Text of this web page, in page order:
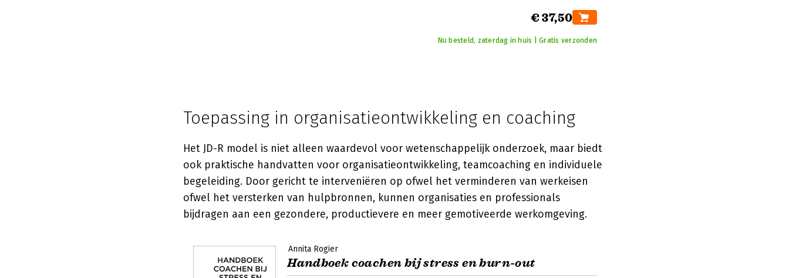
€ 37,50
Nu besteld, zaterdag in huis | Gratis verzonden
Toepassing in organisatieontwikkeling en coaching
Het JD-R model is niet alleen waardevol voor wetenschappelijk onderzoek, maar biedt
ook praktische handvatten voor organisatieontwikkeling, teamcoaching en individuele
begeleiding. Door gericht te interveniëren op ofwel het verminderen van werkeisen
ofwel het versterken van hulpbronnen, kunnen organisaties en professionals
bijdragen aan een gezondere, productievere en meer gemotiveerde werkomgeving.
Annita Rogier
Handboek coachen bij stress en burn-out